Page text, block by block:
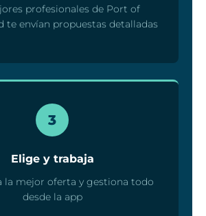
profesionales de Port of
te envían propuestas detalladas
3
Elige y trabaja
la mejor oferta y gestiona todo
desde la app